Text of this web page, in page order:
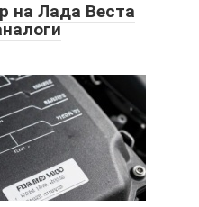
на Лада Веста